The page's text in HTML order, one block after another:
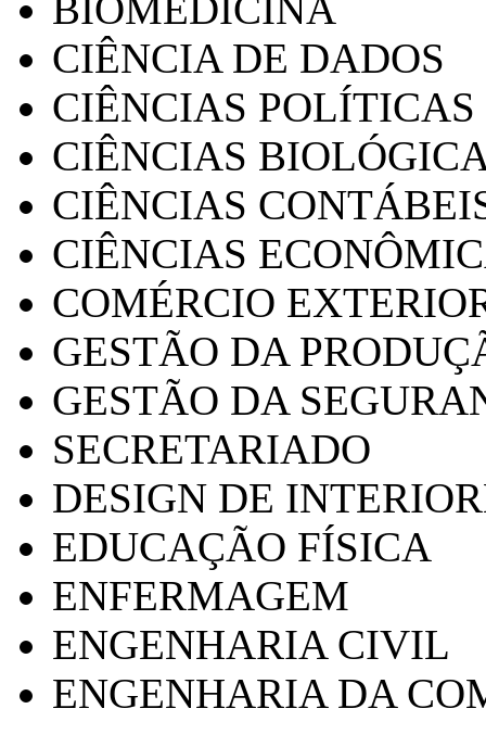
CIÊNCIA DE DADOS
CIÊNCIAS POLÍTICAS
CIÊNCIAS
CIÊNCIAS
CIÊNCIAS
COMÉRCIO
GESTÃO DA
GESTÃO DA
SECRETARIADO
DESIGN DE
EDUCAÇÃO FÍSICA
ENFERMAGEM
ENGENHARIA CIVIL
ENGENHARIA DA